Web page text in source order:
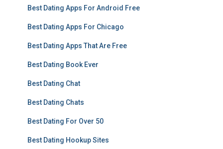
Best Dating Apps For Android Free
Best Dating Apps For Chicago
Best Dating Apps That Are Free
Best Dating Book Ever
Best Dating Chat
Best Dating Chats
Best Dating For Over 50
Best Dating Hookup Sites